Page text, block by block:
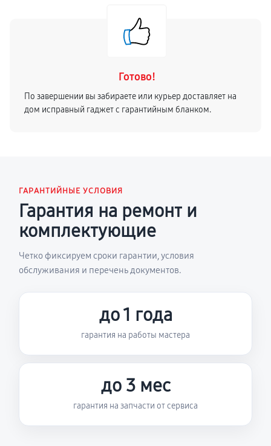
Готово!
По завершении вы забираете или курьер доставляет на
дом исправный гаджет с гарантийным бланком.
ГАРАНТИЙНЫЕ УСЛОВИЯ
Гарантия на ремонт и
комплектующие
Четко фиксируем сроки гарантии, условия
обслуживания и перечень документов.
до 1 года
гарантия на работы мастера
до 3 мес
гарантия на запчасти от сервиса